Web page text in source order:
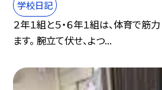
学校日記
２年１組と５・６年１組は、体育で筋
ます。 腕立て伏せ、よつ...